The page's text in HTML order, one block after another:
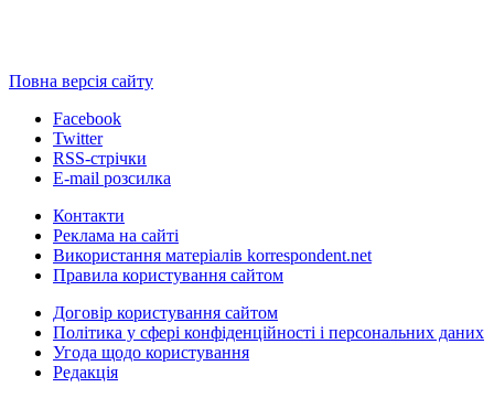
Повна версія сайту
Facebook
Twitter
RSS-стрічки
E-mail розсилка
Контакти
Реклама на сайті
Використання матеріалів korrespondent.net
Правила користування сайтом
Договір користування сайтом
Політика у сфері конфіденційності і персональних даних
Угода щодо користування
Редакція